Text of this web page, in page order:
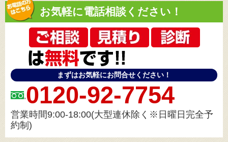
お気軽に電話相談ください！
まずはお気軽にお問合せください！
0120-92-7754
営業時間9:00-18:00(大型連休除く※日曜日完全予
約制)